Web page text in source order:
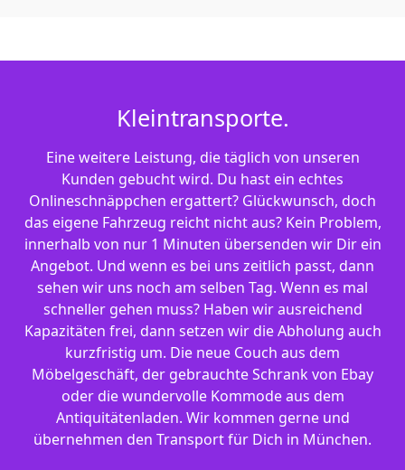
Kleintransporte.
Eine weitere Leistung, die täglich von unseren
Kunden gebucht wird. Du hast ein echtes
Onlineschnäppchen ergattert? Glückwunsch, doch
das eigene Fahrzeug reicht nicht aus? Kein Problem,
innerhalb von nur 1 Minuten übersenden wir Dir ein
Angebot. Und wenn es bei uns zeitlich passt, dann
sehen wir uns noch am selben Tag. Wenn es mal
schneller gehen muss? Haben wir ausreichend
Kapazitäten frei, dann setzen wir die Abholung auch
kurzfristig um. Die neue Couch aus dem
Möbelgeschäft, der gebrauchte Schrank von Ebay
oder die wundervolle Kommode aus dem
Antiquitätenladen. Wir kommen gerne und
übernehmen den Transport für Dich in München.